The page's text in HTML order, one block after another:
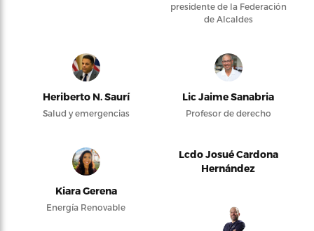
presidente de la Federación
de Alcaldes
Heriberto N. Saurí
Salud y emergencias
Lic Jaime Sanabria
Profesor de derecho
Kiara Gerena
Energía Renovable
Lcdo Josué Cardona
Hernández